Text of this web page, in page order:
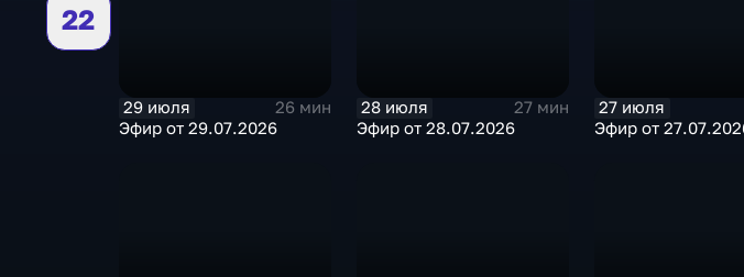
22
29 июля
26 мин
Эфир от 29.07.2026
28 июля
27 мин
Эфир от 28.07.2026
27 июля
Эфир от